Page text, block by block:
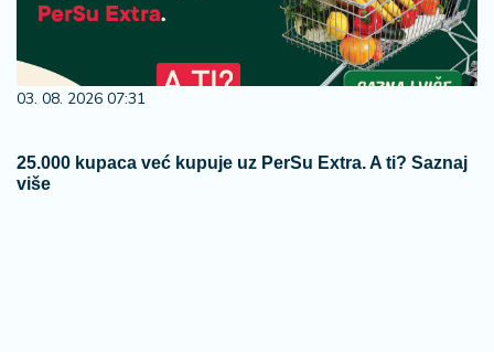
03. 08. 2026 07:31
25.000 kupaca već kupuje uz PerSu Extra. A ti? Saznaj
više